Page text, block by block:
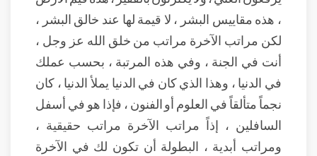
، هذه مقاييس البشر ، لا قيمة لها عند خالق البشر ،
لكن مراتب الآخرة مراتب من خلق الله عز وجل ،
أنت في الجنة ، وفي هذه المرتبة ، بحسب عملك
في الدنيا ، وهذا الذي كان في الدنيا يملأ الدنيا ، كان
نجماً متألقاً في العلوم أو الفنون ، فإذا هو في أسفل
السافلين ، إذاً مراتب الآخرة مراتب حقيقية ،
ومراتب أبدية ، البطولة أن تكون لك في الآخرة